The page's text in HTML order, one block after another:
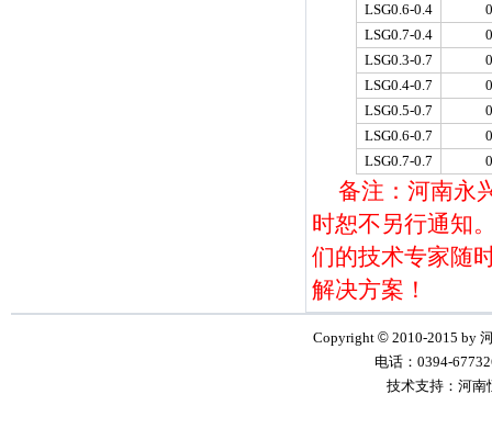
LSG0.6-0.4
LSG0.7-0.4
LSG0.3-0.7
LSG0.4-0.7
LSG0.5-0.7
LSG0.6-0.7
LSG0.7-0.7
备注：河南永
时恕不另行通知
们的技术专家随
解决方案！
Copyright © 2010-2015 by
电话：0394-
技术支持：河